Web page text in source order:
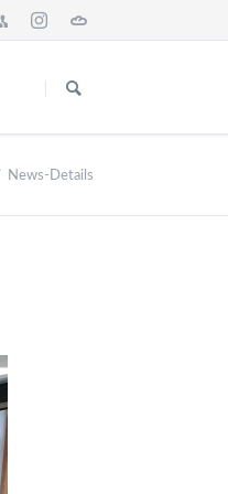
überspringen
News-Details